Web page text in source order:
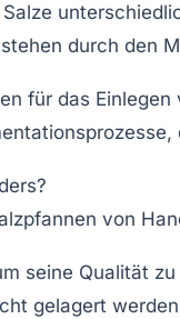
durch den
für das
von
seine Qualität
gelagert